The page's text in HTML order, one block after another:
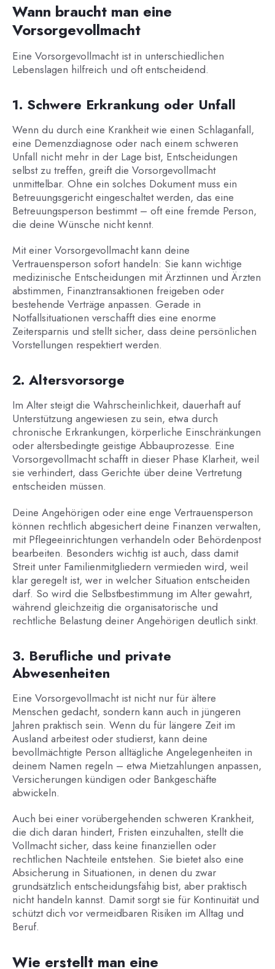
Wann braucht man eine
Vorsorgevollmacht
Eine Vorsorgevollmacht ist in unterschiedlichen
Lebenslagen hilfreich und oft entscheidend.
1. Schwere Erkrankung oder Unfall
Wenn du durch eine Krankheit wie einen Schlaganfall,
eine Demenzdiagnose oder nach einem schweren
Unfall nicht mehr in der Lage bist, Entscheidungen
selbst zu treffen, greift die Vorsorgevollmacht
unmittelbar. Ohne ein solches Dokument muss ein
Betreuungsgericht eingeschaltet werden, das eine
Betreuungsperson bestimmt – oft eine fremde Person,
die deine Wünsche nicht kennt.
Mit einer Vorsorgevollmacht kann deine
Vertrauensperson sofort handeln: Sie kann wichtige
medizinische Entscheidungen mit Ärztinnen und Ärzten
abstimmen, Finanztransaktionen freigeben oder
bestehende Verträge anpassen. Gerade in
Notfallsituationen verschafft dies eine enorme
Zeitersparnis und stellt sicher, dass deine persönlichen
Vorstellungen respektiert werden.
2. Altersvorsorge
Im Alter steigt die Wahrscheinlichkeit, dauerhaft auf
Unterstützung angewiesen zu sein, etwa durch
chronische Erkrankungen, körperliche Einschränkungen
oder altersbedingte geistige Abbauprozesse. Eine
Vorsorgevollmacht schafft in dieser Phase Klarheit, weil
sie verhindert, dass Gerichte über deine Vertretung
entscheiden müssen.
Deine Angehörigen oder eine enge Vertrauensperson
können rechtlich abgesichert deine Finanzen verwalten,
mit Pflegeeinrichtungen verhandeln oder Behördenpost
bearbeiten. Besonders wichtig ist auch, dass damit
Streit unter Familienmitgliedern vermieden wird, weil
klar geregelt ist, wer in welcher Situation entscheiden
darf. So wird die Selbstbestimmung im Alter gewahrt,
während gleichzeitig die organisatorische und
rechtliche Belastung deiner Angehörigen deutlich sinkt.
3. Berufliche und private
Abwesenheiten
Eine Vorsorgevollmacht ist nicht nur für ältere
Menschen gedacht, sondern kann auch in jüngeren
Jahren praktisch sein. Wenn du für längere Zeit im
Ausland arbeitest oder studierst, kann deine
bevollmächtigte Person alltägliche Angelegenheiten in
deinem Namen regeln – etwa Mietzahlungen anpassen,
Versicherungen kündigen oder Bankgeschäfte
abwickeln.
Auch bei einer vorübergehenden schweren Krankheit,
die dich daran hindert, Fristen einzuhalten, stellt die
Vollmacht sicher, dass keine finanziellen oder
rechtlichen Nachteile entstehen. Sie bietet also eine
Absicherung in Situationen, in denen du zwar
grundsätzlich entscheidungsfähig bist, aber praktisch
nicht handeln kannst. Damit sorgt sie für Kontinuität und
schützt dich vor vermeidbaren Risiken im Alltag und
Beruf.
Wie erstellt man eine